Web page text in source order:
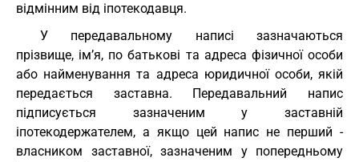
відмінним від іпотекодавця.
У передавальному написі зазначаються
прізвище, ім’я, по батькові та адреса фізичної особи
або найменування та адреса юридичної особи, якій
передається заставна. Передавальний напис
підписується зазначеним у заставній
іпотекодержателем, а якщо цей напис не перший -
власником заставної, зазначеним у попередньому